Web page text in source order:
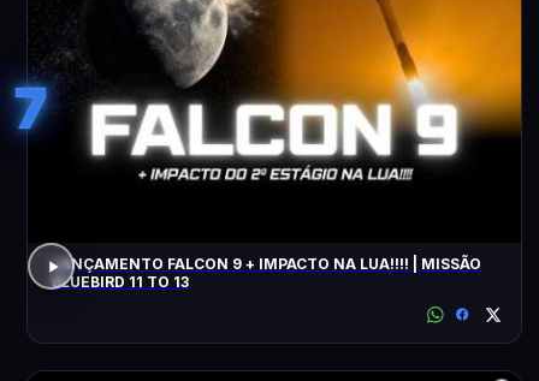
7
LANÇAMENTO FALCON 9 + IMPACTO NA LUA!!!! | MISSÃO
BLUEBIRD 11 TO 13